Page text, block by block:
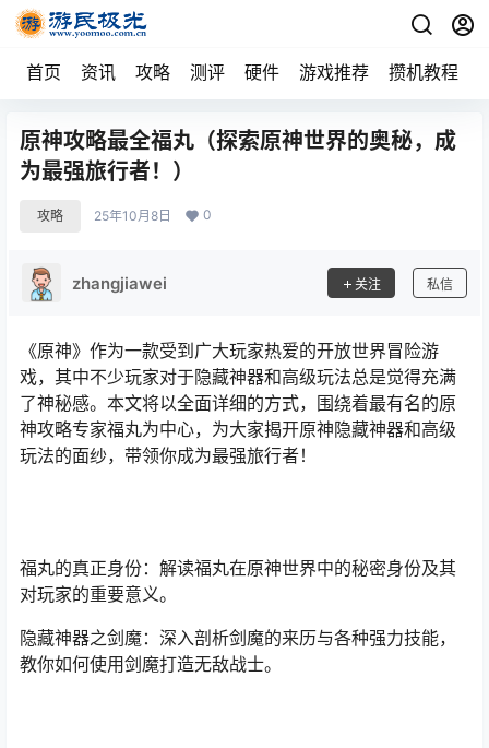
首页 资讯 攻略 测评 硬件 游戏推荐 攒机教程
原神攻略最全福丸（探索原神世界的奥秘，成
为最强旅行者！）
攻略 25年10月8日 0
zhangjiawei 关注 私信
《原神》作为一款受到广大玩家热爱的开放世界冒险游
戏，其中不少玩家对于隐藏神器和高级玩法总是觉得充满
了神秘感。本文将以全面详细的方式，围绕着最有名的原
神攻略专家福丸为中心，为大家揭开原神隐藏神器和高级
玩法的面纱，带领你成为最强旅行者！
福丸的真正身份：解读福丸在原神世界中的秘密身份及其
对玩家的重要意义。
隐藏神器之剑魔：深入剖析剑魔的来历与各种强力技能，
教你如何使用剑魔打造无敌战士。